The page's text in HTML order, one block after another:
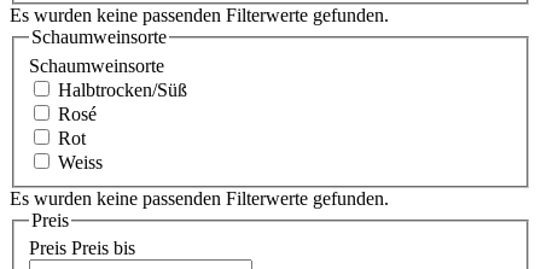
Es wurden keine passenden Filterwerte gefunden.
Schaumweinsorte
Schaumweinsorte
Halbtrocken/Süß
Rosé
Rot
Weiss
Es wurden keine passenden Filterwerte gefunden.
Preis
Preis Preis bis